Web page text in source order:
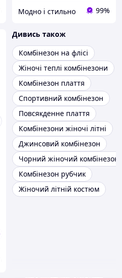
Модно і стильно 99%
Дивись також
Комбінезон на флісі
Жіночі теплі комбінезони
Комбінезон плаття
Спортивний комбінезон
Повсякденне плаття
Комбінезони жіночі літні
Джинсовий комбінезон
Чорний жіночий комбінезон
Комбінезон рубчик
Жіночий літній костюм